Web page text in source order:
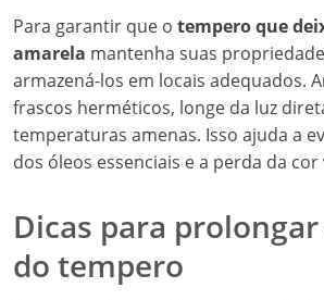
Para garantir que o tempero que
amarela mantenha suas
armazená-los em locais adequados.
frascos herméticos, longe da luz
temperaturas amenas. Isso ajuda a
dos óleos essenciais e a perda da
Dicas para
do tempero